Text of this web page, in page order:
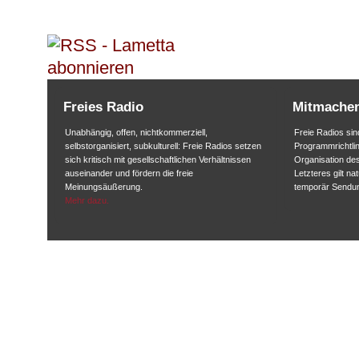
Freies Radio
Unabhängig, offen, nichtkommerziell,
selbstorganisiert, subkulturell: Freie Radios setzen
sich kritisch mit gesellschaftlichen Verhältnissen
auseinander und fördern die freie
Meinungsäußerung.
Mehr dazu.
Freie Radios
Organisation
Letzteres gilt
temporär